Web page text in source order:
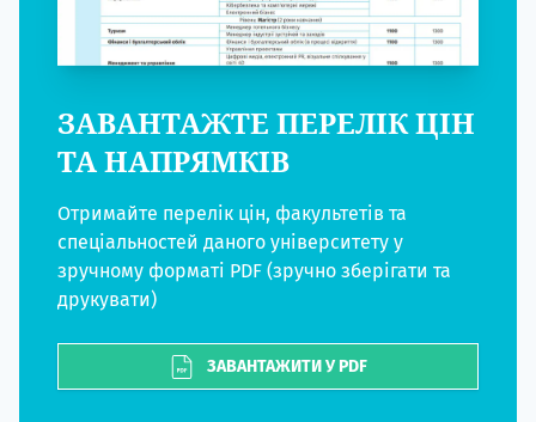
ЗАВАНТАЖТЕ ПЕРЕЛІК ЦІН
ТА НАПРЯМКІВ
Отримайте перелік цін, факультетів та
спеціальностей даного університету у
зручному форматі PDF (зручно зберігати та
друкувати)
ЗАВАНТАЖИТИ У PDF